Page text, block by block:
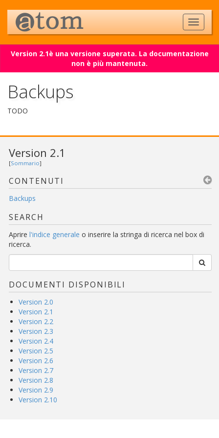
Version 2.1è una versione superata. La documentazione
non è più mantenuta.
Backups
TODO
Version 2.1
[Sommario]
CONTENUTI
Backups
SEARCH
Aprire l'indice generale o inserire la stringa di ricerca nel box di
ricerca.
DOCUMENTI DISPONIBILI
Version 2.0
Version 2.1
Version 2.2
Version 2.3
Version 2.4
Version 2.5
Version 2.6
Version 2.7
Version 2.8
Version 2.9
Version 2.10